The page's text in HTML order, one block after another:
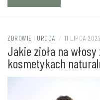
ZDROWIE I URODA / 11 LIPCA 2022
Jakie zioła na
kosmetykach